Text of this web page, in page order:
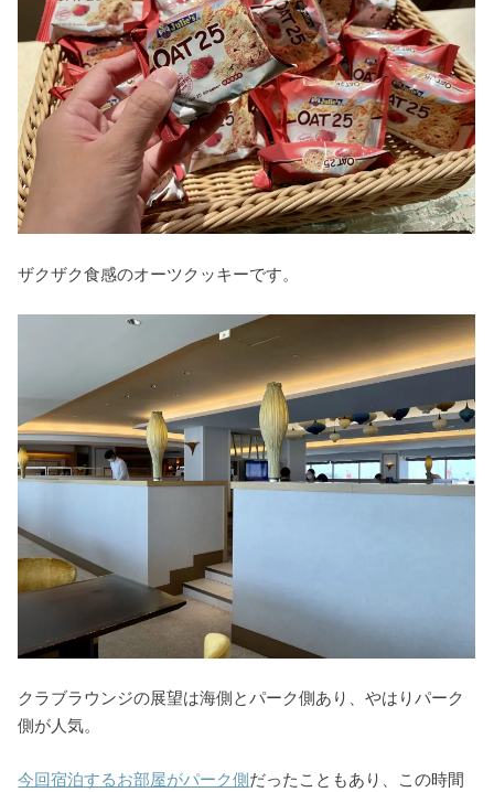
ザクザク食感のオーツクッキーです。
クラブラウンジの展望は海側とパーク側あり、やはりパーク
側が人気。
今回宿泊するお部屋がパーク側 だったこともあり、この時間